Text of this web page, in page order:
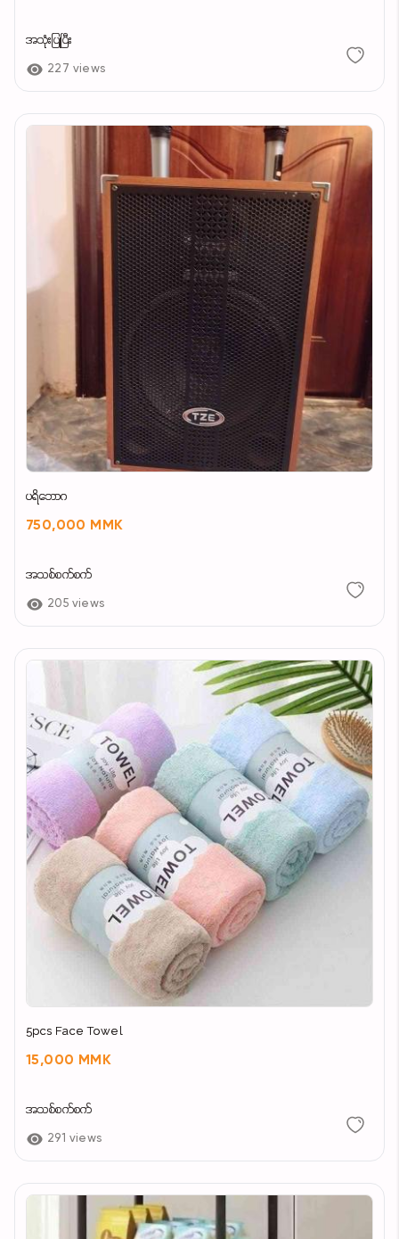
အသုံးပြုပြီး
227 views
ပရိဘောဂ
750,000 MMK
အသစ်စက်စက်
205 views
5pcs Face Towel
15,000 MMK
အသစ်စက်စက်
291 views